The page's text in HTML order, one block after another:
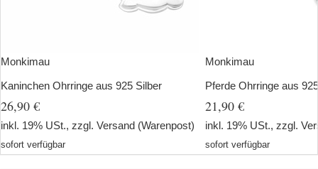
Monkimau
Kaninchen Ohrringe aus 925 Silber
26,90 €
inkl. 19% USt., zzgl. Versand (Warenpost)
sofort verfügbar
Monkimau
Pferde Ohrringe aus
21,90 €
inkl. 19% USt., zzgl.
sofort verfügbar